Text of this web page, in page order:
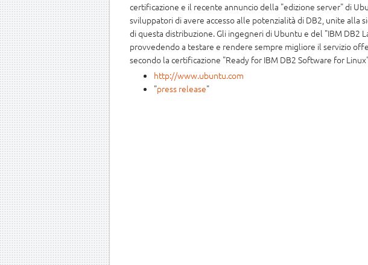
certificazione e il recente annuncio della "edizione server" di
sviluppatori di avere accesso alle potenzialità di DB2, unite alla
di questa distribuzione. Gli ingegneri di Ubuntu e del "IBM DB2
provvedendo a testare e rendere sempre migliore il servizio
secondo la certificazione "Ready for IBM DB2 Software for
http://www.ubuntu.com
"press release"